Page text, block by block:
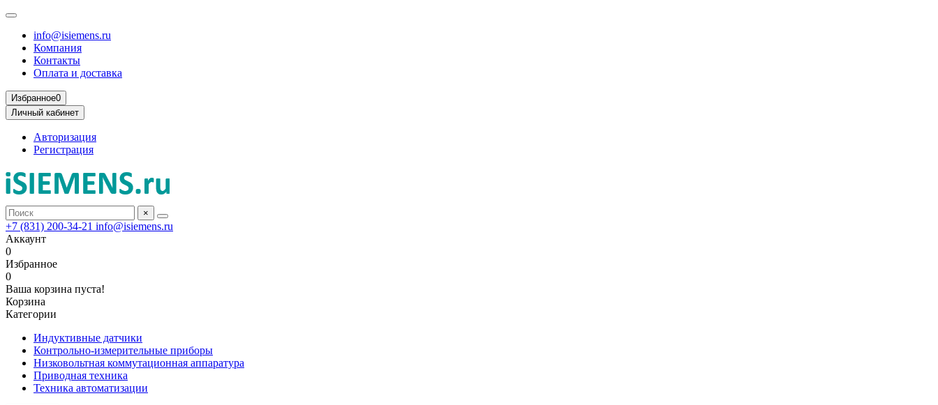
info@isiemens.ru
Компания
Контакты
Оплата и доставка
Избранное0
Личный кабинет
Авторизация
Регистрация
×
+7 (831) 200-34-21 info@isiemens.ru
Аккаунт
0
Избранное
0
Ваша корзина пуста!
Корзина
Категории
Индуктивные датчики
Контрольно-измерительные приборы
Низковольтная коммутационная аппаратура
Приводная техника
Техника автоматизации